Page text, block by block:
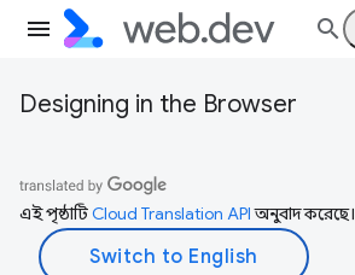
Designing in the Browser
এই পৃষ্ঠাটিCloud Translation APIঅনুবাদ করেছে।